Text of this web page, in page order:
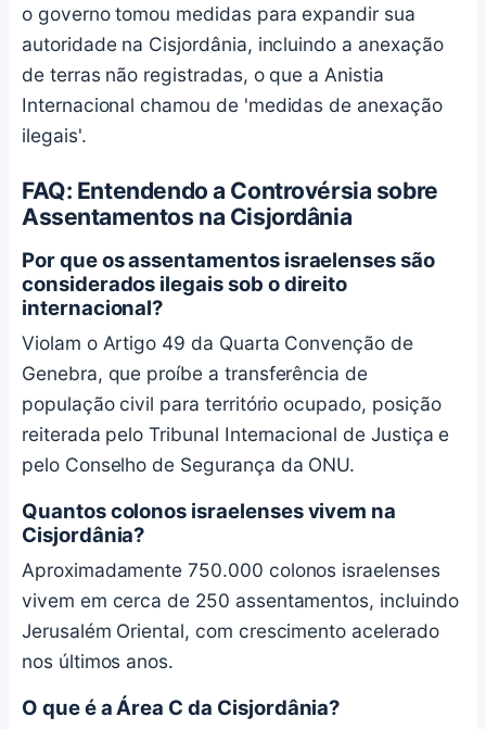
o governo tomou medidas para expandir sua
autoridade na Cisjordânia, incluindo a anexação
de terras não registradas, o que a Anistia
Internacional chamou de 'medidas de anexação
ilegais'.
FAQ: Entendendo a Controvérsia sobre
Assentamentos na Cisjordânia
Por que os assentamentos israelenses são
considerados ilegais sob o direito
internacional?
Violam o Artigo 49 da Quarta Convenção de
Genebra, que proíbe a transferência de
população civil para território ocupado, posição
reiterada pelo Tribunal Internacional de Justiça e
pelo Conselho de Segurança da ONU.
Quantos colonos israelenses vivem na
Cisjordânia?
Aproximadamente 750.000 colonos israelenses
vivem em cerca de 250 assentamentos, incluindo
Jerusalém Oriental, com crescimento acelerado
nos últimos anos.
O que é a Área C da Cisjordânia?